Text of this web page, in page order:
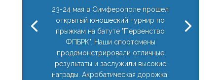
23-24 мая в Симферополе прошел
открытый юношеский турнир по
прыжкам на батуте "Первенство
ФПБРК". Наши спортсмены
продемонстрировали отличные
результаты и заслужили высокие
награды. Акробатическая дорожка: